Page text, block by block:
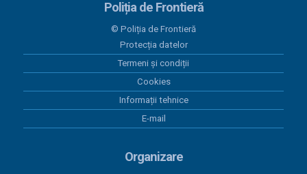
Situație contracte - Aprilie 2026
08 mai 2026
Situație achizitii directe - Aprilie 2026
Actualizare nr. 5 - Programul Anual al Achizițiilor
Actualizare nr. 4 - Programul Anual al Achizițiilor
Poliția de Frontieră
© Poliția de Frontieră
Protecția datelor
Termeni și condiții
Cookies
Informații tehnice
E-mail
Organizare